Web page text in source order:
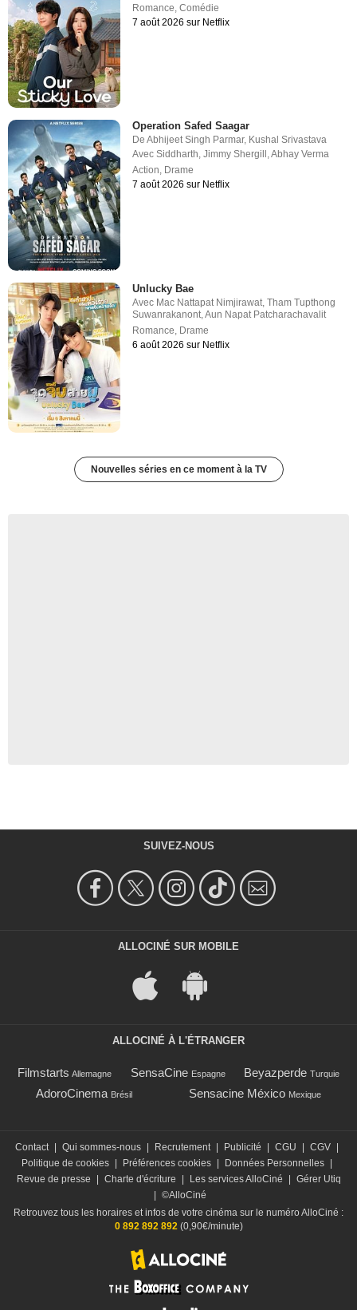
Romance,Comédie
7 août 2026 sur Netflix
Operation Safed Saagar
DeAbhijeet Singh Parmar, Kushal Srivastava
AvecSiddharth,Jimmy Shergill ,Abhay Verma
Action, Drame
7 août 2026 sur Netflix
Unlucky Bae
Avec Mac Nattapat Nimjirawat ,Tham Tupthong
Suwanrakanont ,Aun Napat Patcharachavalit
Romance Drame
6 août 2026 sur Netflix
Nouvelles séries en ce moment à la TV
SUIVEZ-NOUS
ALLOCINÉ SUR MOBILE
ALLOCINÉ À L'ÉTRANGER
Filmstarts Allemagne SensaCine Espagne Beyazperde Turquie
AdoroCinema Brésil Sensacine México Mexique
Contact | Qui sommes-nous | Recrutement | Publicité | CGU | CGV |
Politique de cookies | Préférences cookies | Données Personnelles |
Revue de presse
| Charte d'écriture | Les services AlloCiné | Gérer Utiq
| ©AlloCiné
Retrouvez tous les horaires et infos de votre cinéma sur le numéro AlloCiné :
0 892 892 892(0,90€/minute)